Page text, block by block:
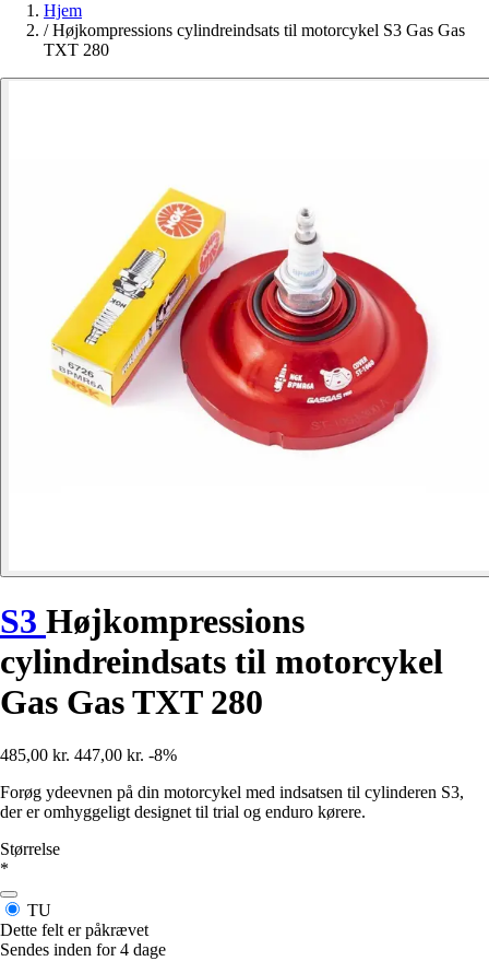
Hjem
/ Højkompressions cylindreindsats til motorcykel S3 Gas Gas
TXT 280
S3 Højkompressions
cylindreindsats til motorcykel
Gas Gas TXT 280
485,00 kr. 447,00 kr. -8%
Forøg ydeevnen på din motorcykel med indsatsen til cylinderen S3,
der er omhyggeligt designet til trial og enduro kørere.
Størrelse
*
TU
Dette felt er påkrævet
Sendes inden for 4 dage